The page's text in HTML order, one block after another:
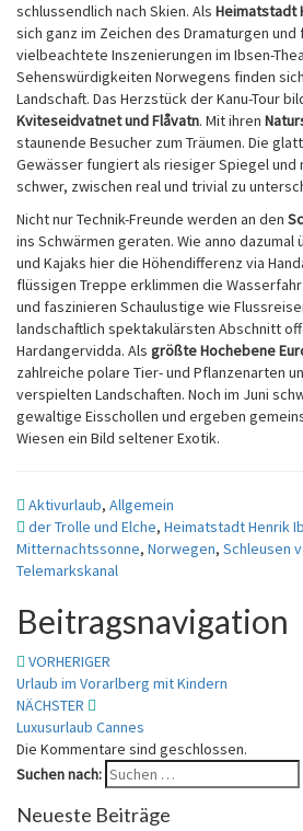
schlussendlich nach Skien. Als Heimatstadt
sich ganz im Zeichen des Dramaturgen und
vielbeachtete Inszenierungen im Ibsen-
Sehenswürdigkeiten Norwegens finden
Landschaft. Das Herzstück der Kanu-Tour
Kviteseidvatnet und Flåvatn. Mit ihren
staunende Besucher zum Träumen. Die
Gewässer fungiert als riesiger Spiegel und
schwer, zwischen real und trivial zu
Nicht nur Technik-Freunde werden an den
ins Schwärmen geraten. Wie anno dazumal
und Kajaks hier die Höhendifferenz via
flüssigen Treppe erklimmen die
und faszinieren Schaulustige wie
landschaftlich spektakulärsten Abschnitt
Hardangervidda. Als größte Hochebene
zahlreiche polare Tier- und Pflanzenarten
verspielten Landschaften. Noch im Juni
gewaltige Eisschollen und ergeben
Wiesen ein Bild seltener Exotik.
Aktivurlaub, Allgemein
der Trolle und Elche, Heimatstadt Henrik
Mitternachtssonne, Norwegen, Schleusen
Telemarkskanal
Beitragsnavigation
VORHERIGER
Urlaub im Vorarlberg mit Kindern
NÄCHSTER
Luxusurlaub Cannes
Die Kommentare sind geschlossen.
Suchen nach:
Neueste Beiträge